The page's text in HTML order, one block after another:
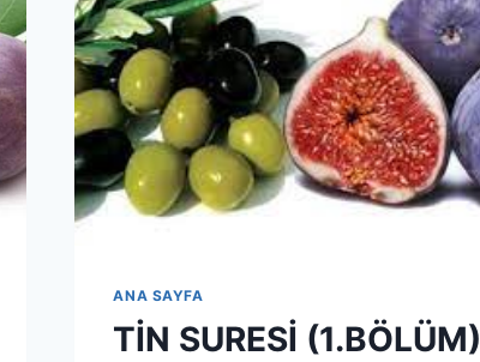
ANA SAYFA
TİN SURESİ (1.BÖLÜM)